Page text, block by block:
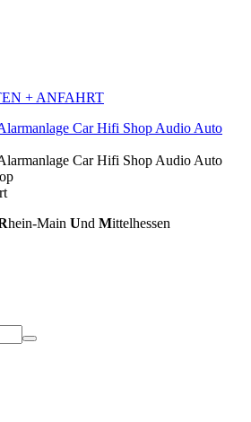
+ ANFAHRT
hein-Main Und Mittelhessen